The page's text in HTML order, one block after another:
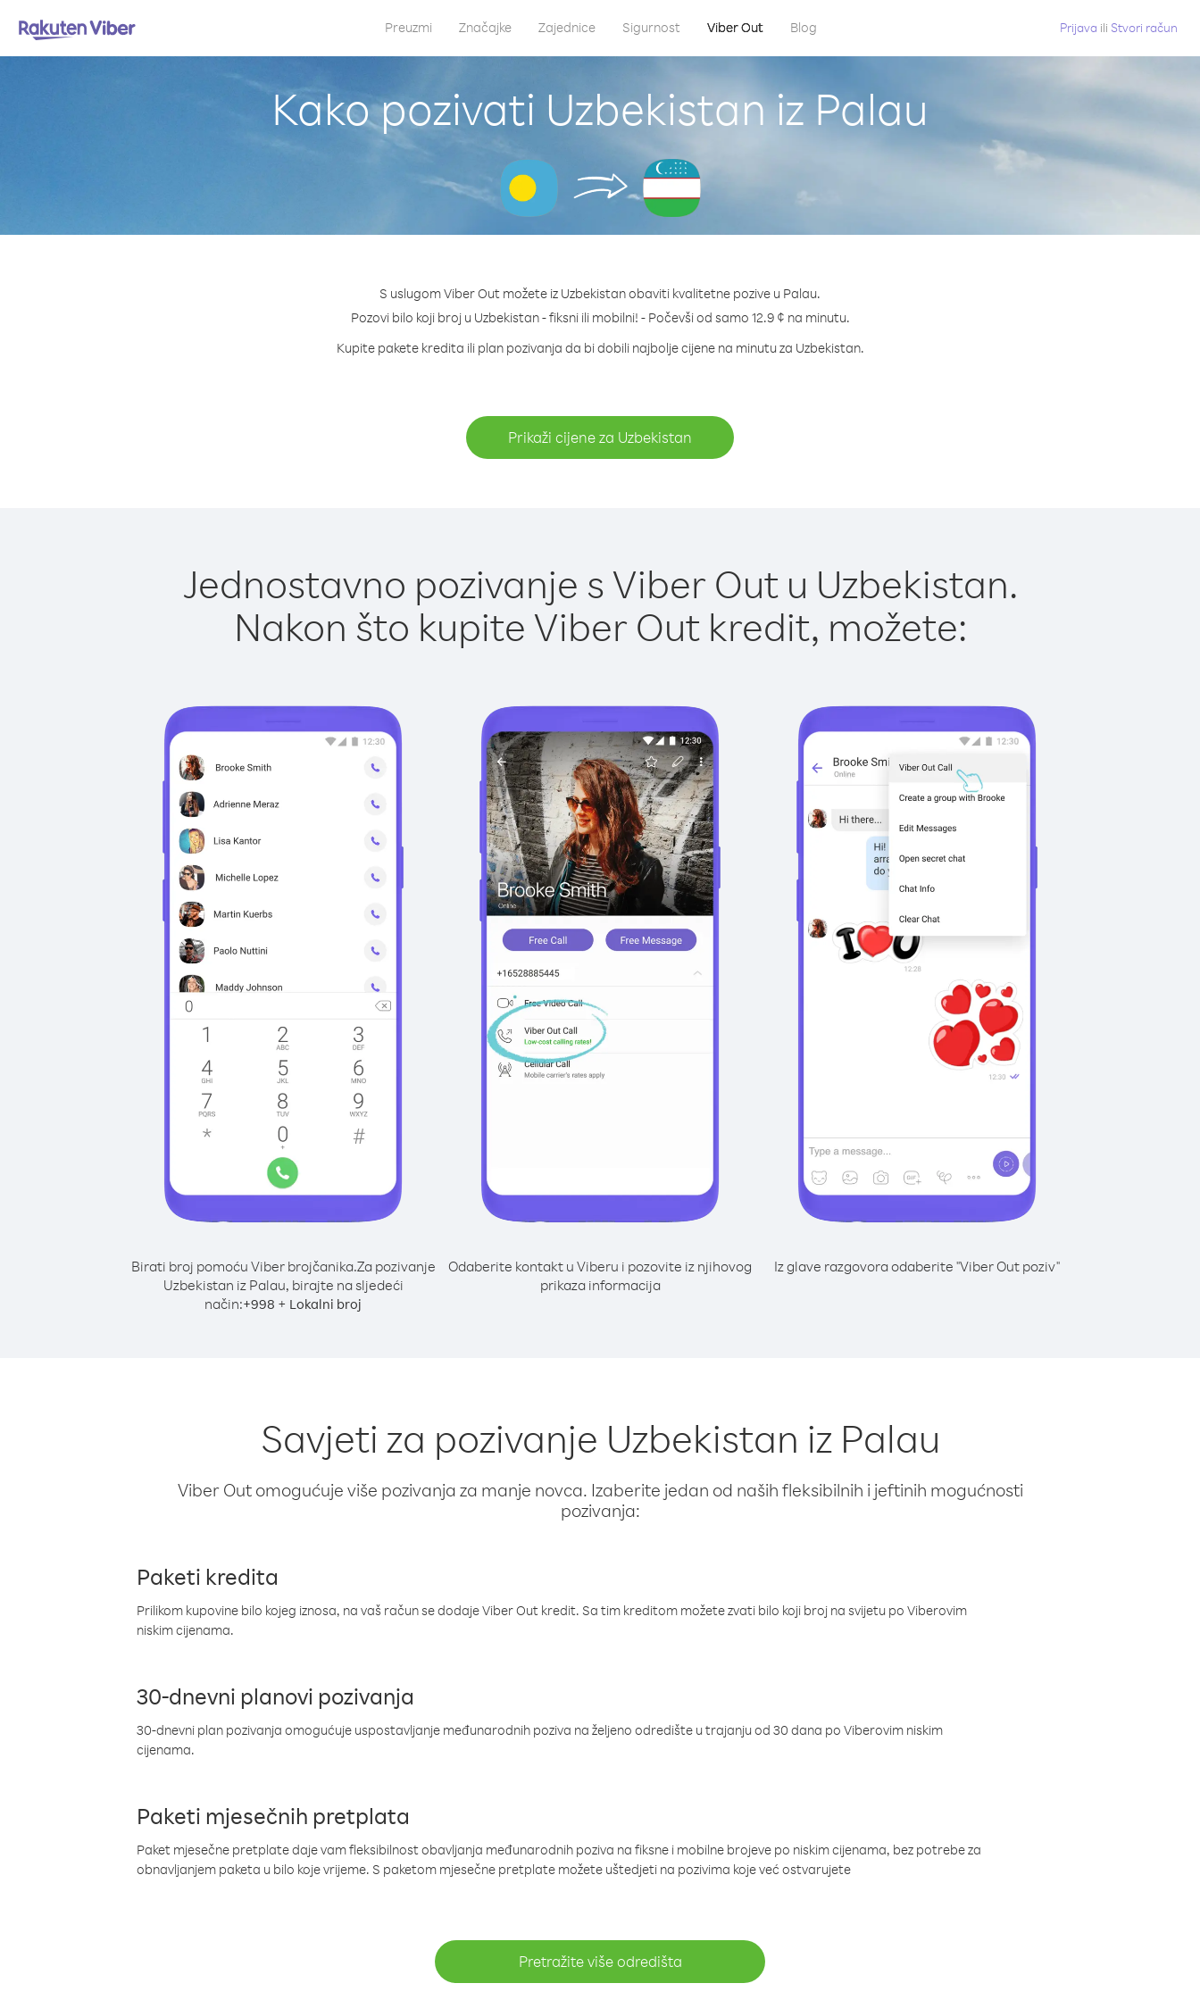
Preuzmi Značajke Zajednice Sigurnost Viber Out Blog Prijava ili Stvori račun
Kako pozivati Uzbekistan iz Palau
S uslugom Viber Out možete iz Uzbekistan obaviti kvalitetne pozive u Palau.
Pozovi bilo koji broj u Uzbekistan - fiksni ili mobilni! - Počevši od samo 12.9 ¢ na minutu.
Kupite pakete kredita ili plan pozivanja da bi dobili najbolje cijene na minutu za Uzbekistan.
Prikaži cijene za Uzbekistan
Jednostavno pozivanje s Viber Out u Uzbekistan.
Nakon što kupite Viber Out kredit, možete:
Birati broj pomoću Viber brojčanika.Za pozivanje
Uzbekistan iz Palau, birajte na sljedeći
način:+998 + Lokalni broj
Odaberite kontakt u Viberu i pozovite iz njihovog
prikaza informacija
Iz glave razgovora odaberite "Viber Out poziv"
Savjeti za pozivanje Uzbekistan iz Palau
Viber Out omogućuje više pozivanja za manje novca. Izaberite jedan od naših fleksibilnih i jeftinih mogućnosti
pozivanja:
Paketi kredita
Prilikom kupovine bilo kojeg iznosa, na vaš račun se dodaje Viber Out kredit. Sa tim kreditom možete zvati bilo koji broj na svijetu po Viberovim
niskim cijenama.
30-dnevni planovi pozivanja
30-dnevni plan pozivanja omogućuje uspostavljanje međunarodnih poziva na željeno odredište u trajanju od 30 dana po Viberovim niskim
cijenama.
Paketi mjesečnih pretplata
Paket mjesečne pretplate daje vam fleksibilnost obavljanja međunarodnih poziva na fiksne i mobilne brojeve po niskim cijenama, bez potrebe za
obnavljanjem paketa u bilo koje vrijeme. S paketom mjesečne pretplate možete uštedjeti na pozivima koje već ostvarujete
Pretražite više odredišta